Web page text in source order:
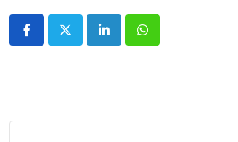
LinkedInWhatsapp